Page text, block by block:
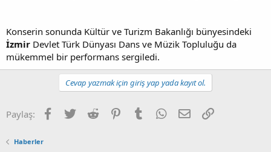
Konserin sonunda Kültür ve Turizm Bakanlığı bünyesindeki
İzmir Devlet Türk Dünyası Dans ve Müzik Topluluğu da
mükemmel bir performans sergiledi.
Cevap yazmak için giriş yap yada kayıt ol.
Paylaş: Facebook
TwitterReddit PinterestTumblrWhatsApp
E-postaLink
Haberler